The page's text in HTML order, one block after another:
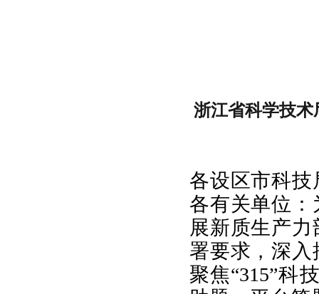
浙江省科学技术
各设区市科
各有关单位：
展新质生产
署要求，深
聚焦“315”科